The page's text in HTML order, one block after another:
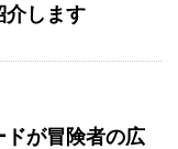
介します
が冒険者の広